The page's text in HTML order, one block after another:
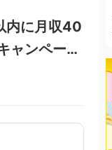
内に月収40
ャンペーン